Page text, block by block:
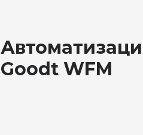
Goodt WFM